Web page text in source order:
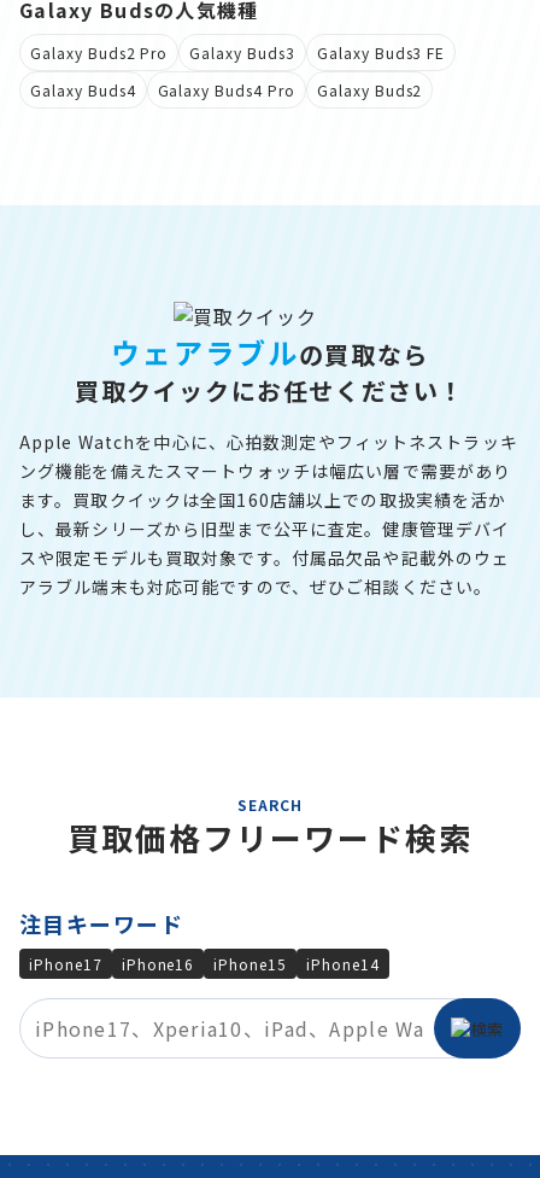
Galaxy Budsの人気機種
Galaxy Buds2 Pro Galaxy Buds3
Galaxy Buds3 FE
Galaxy Buds4
Galaxy Buds4 Pro Galaxy Buds2
ウェアラブルの買取なら
買取クイックにお任せください！
Apple Watchを中心に、心拍数測定やフィットネストラッキ
ング機能を備えたスマートウォッチは幅広い層で需要があり
ます。買取クイックは全国160店舗以上での取扱実績を活か
し、最新シリーズから旧型まで公平に査定。健康管理デバイ
スや限定モデルも買取対象です。付属品欠品や記載外のウェ
アラブル端末も対応可能ですので、ぜひご相談ください。
SEARCH
買取価格フリーワード検索
注目キーワード
iPhone17 iPhone16 iPhone15 iPhone14